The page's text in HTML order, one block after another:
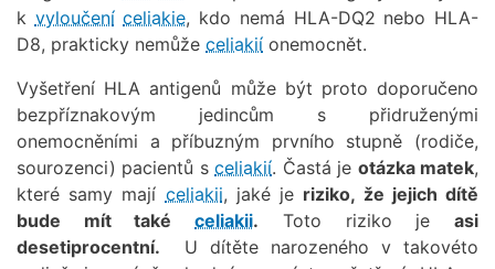
k vyloučení celiakie, kdo nemá HLA-DQ2 nebo HLA-
D8, prakticky nemůže celiakií onemocnět.
Vyšetření HLA antigenů může být proto doporučeno
bezpříznakovým jedincům s přidruženými
onemocněními a příbuzným prvního stupně (rodiče,
sourozenci) pacientů sceliakií. Častá je otázka matek,
které samy mají celiakii, jaké je riziko, že jejich dítě
bude mít takéceliakii. Toto riziko jeasi
desetiprocentní. U dítěte narozeného v takovéto